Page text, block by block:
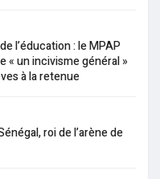
l’éducation : le MPAP
« un incivisme général »
à la retenue
roi de l’arène de